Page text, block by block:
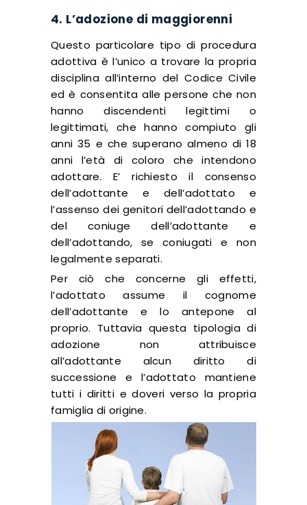
4. L’adozione di maggiorenni
Questo particolare tipo di procedura
adottiva è l’unico a trovare la propria
disciplina all’interno del Codice Civile
ed è consentita alle persone che non
hanno discendenti legittimi o
legittimati, che hanno compiuto gli
anni 35 e che superano almeno di 18
anni l’età di coloro che intendono
adottare. E’ richiesto il consenso
dell’adottante e dell’adottato e
l’assenso dei genitori dell’adottando e
del coniuge dell’adottante e
dell’adottando, se coniugati e non
legalmente separati.
Per ciò che concerne gli effetti,
l’adottato assume il cognome
dell’adottante e lo antepone al
proprio. Tuttavia questa tipologia di
adozione non attribuisce
all’adottante alcun diritto di
successione e l’adottato mantiene
tutti i diritti e doveri verso la propria
famiglia di origine.